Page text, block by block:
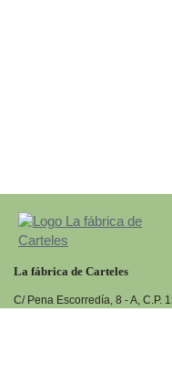
La fábrica de Carteles
C/ Pena Escorredía, 8 - A, C.P.